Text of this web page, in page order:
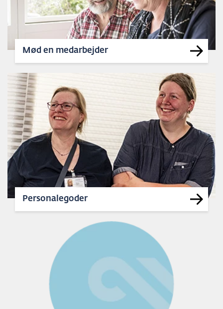
Mød en medarbejder
Personalegoder